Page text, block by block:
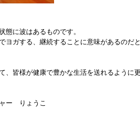
態に波はあるものです。
ヨガする、継続することに意味があるのだと
、皆様が健康で豊かな生活を送れるように
ー りょうこ